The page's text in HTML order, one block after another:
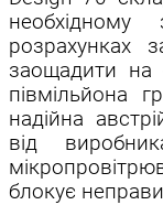
розрахунках
заощадити на
півмільйона
надійна
від
блокує